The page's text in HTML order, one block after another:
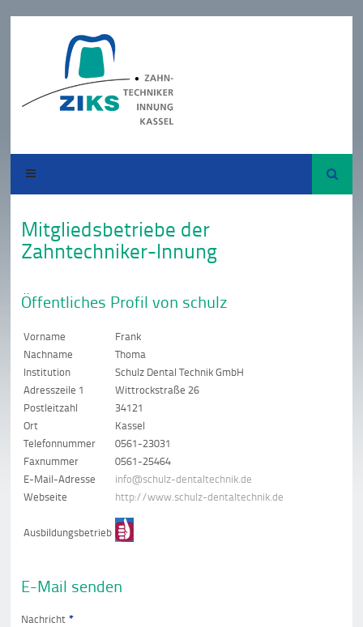
Suche
Mitgliedsbetriebe der
Zahntechniker-Innung
Öffentliches Profil von schulz
Vorname
Frank
Nachname
Thoma
Institution
Schulz Dental Technik GmbH
Adresszeile 1
Wittrockstraße 26
Postleitzahl
34121
Ort
Kassel
Telefonnummer
0561-23031
Faxnummer
0561-25464
E-Mail-Adresse
info@schulz-dentaltechnik.de
Webseite
http://www.schulz-dentaltechnik.de
Ausbildungsbetrieb
E-Mail senden
Nachricht *